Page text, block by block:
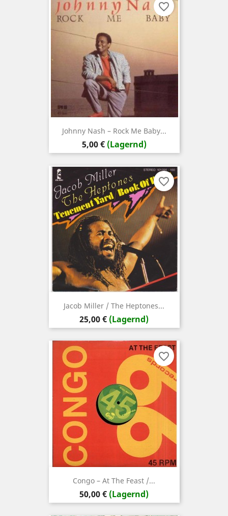
Johnny Nash – Rock Me Baby...
Preis
5,00 € (Lagernd)
favorite_border
Jacob Miller / The Heptones...
Preis
25,00 € (Lagernd)
favorite_border
Congo – At The Feast /...
Preis
50,00 € (Lagernd)
favorite_border